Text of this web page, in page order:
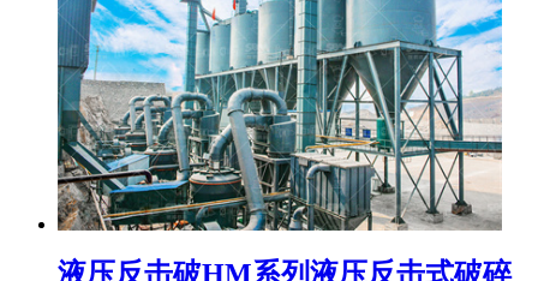
液压反击破HM系列液压反击式破碎